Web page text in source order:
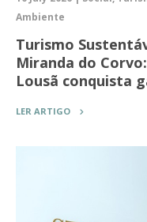
Ambiente
Turismo
Miranda do
Lousã conquista
LER ARTIGO